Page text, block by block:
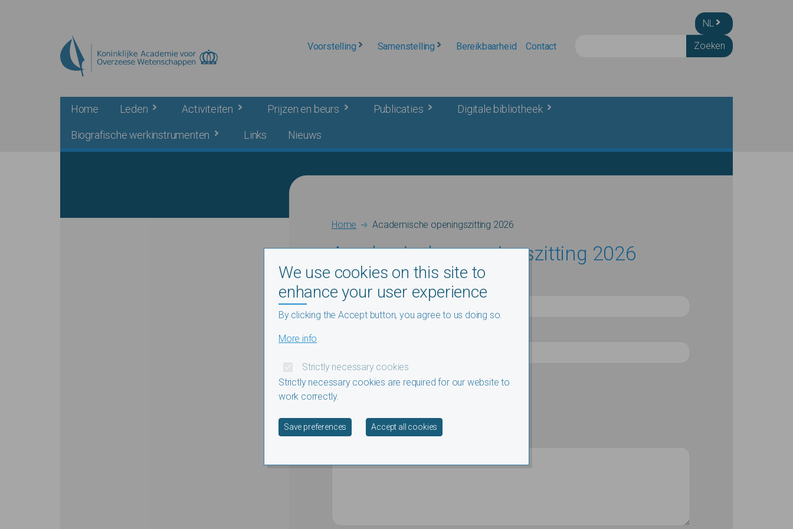
NL
Voorstelling Samenstelling Bereikbaarheid Contact
Home Leden Activiteiten Prijzen en beurs Publicaties Digitale bibliotheek
Biografische werkinstrumenten Links Nieuws
Breadcrumb
Home Academische openingszitting 2026
Academische openingszitting 2026
contact
Naam
Ik zal de openingszitting bijwonen
Aantal personen in gezelschap
We use cookies on this site to
enhance your user experience
By clicking the Accept button, you agree to us doing so.
More info
Strictly necessary cookies
Strictly necessary cookies are required for our website to
work correctly.
Save preferences Accept all cookies